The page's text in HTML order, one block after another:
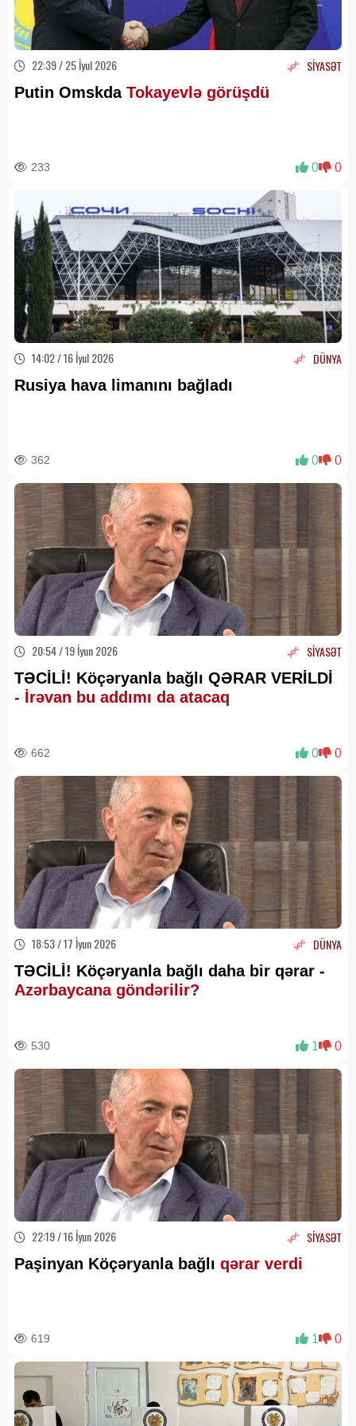
22:39 / 25 İyul 2026 SİYASƏT
Putin Omskda Tokayevlə görüşdü
233 0 0
14:02 / 16 İyul 2026 DÜNYA
Rusiya hava limanını bağladı
362 0 0
20:54 / 19 İyun 2026 SİYASƏT
TƏCİLİ! Köçəryanla bağlı QƏRAR VERİLDİ
- İrəvan bu addımı da atacaq
662 0 0
18:53 / 17 İyun 2026 DÜNYA
TƏCİLİ! Köçəryanla bağlı daha bir qərar -
Azərbaycana göndərilir?
530 1 0
22:19 / 16 İyun 2026 SİYASƏT
Paşinyan Köçəryanla bağlı qərar verdi
619 1 0